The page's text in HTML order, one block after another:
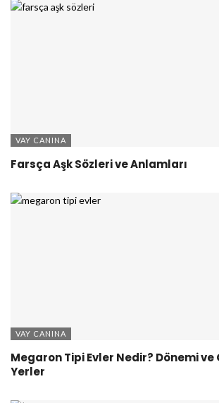
VAY CANINA
Farsça Aşk Sözleri ve Anlamları
VAY CANINA
Megaron Tipi Evler Nedir? Dönemi
Yerler